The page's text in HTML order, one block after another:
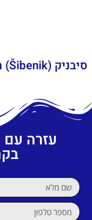
סיבניק (Šibenik) מסעדות מומלצות
עזרה עם